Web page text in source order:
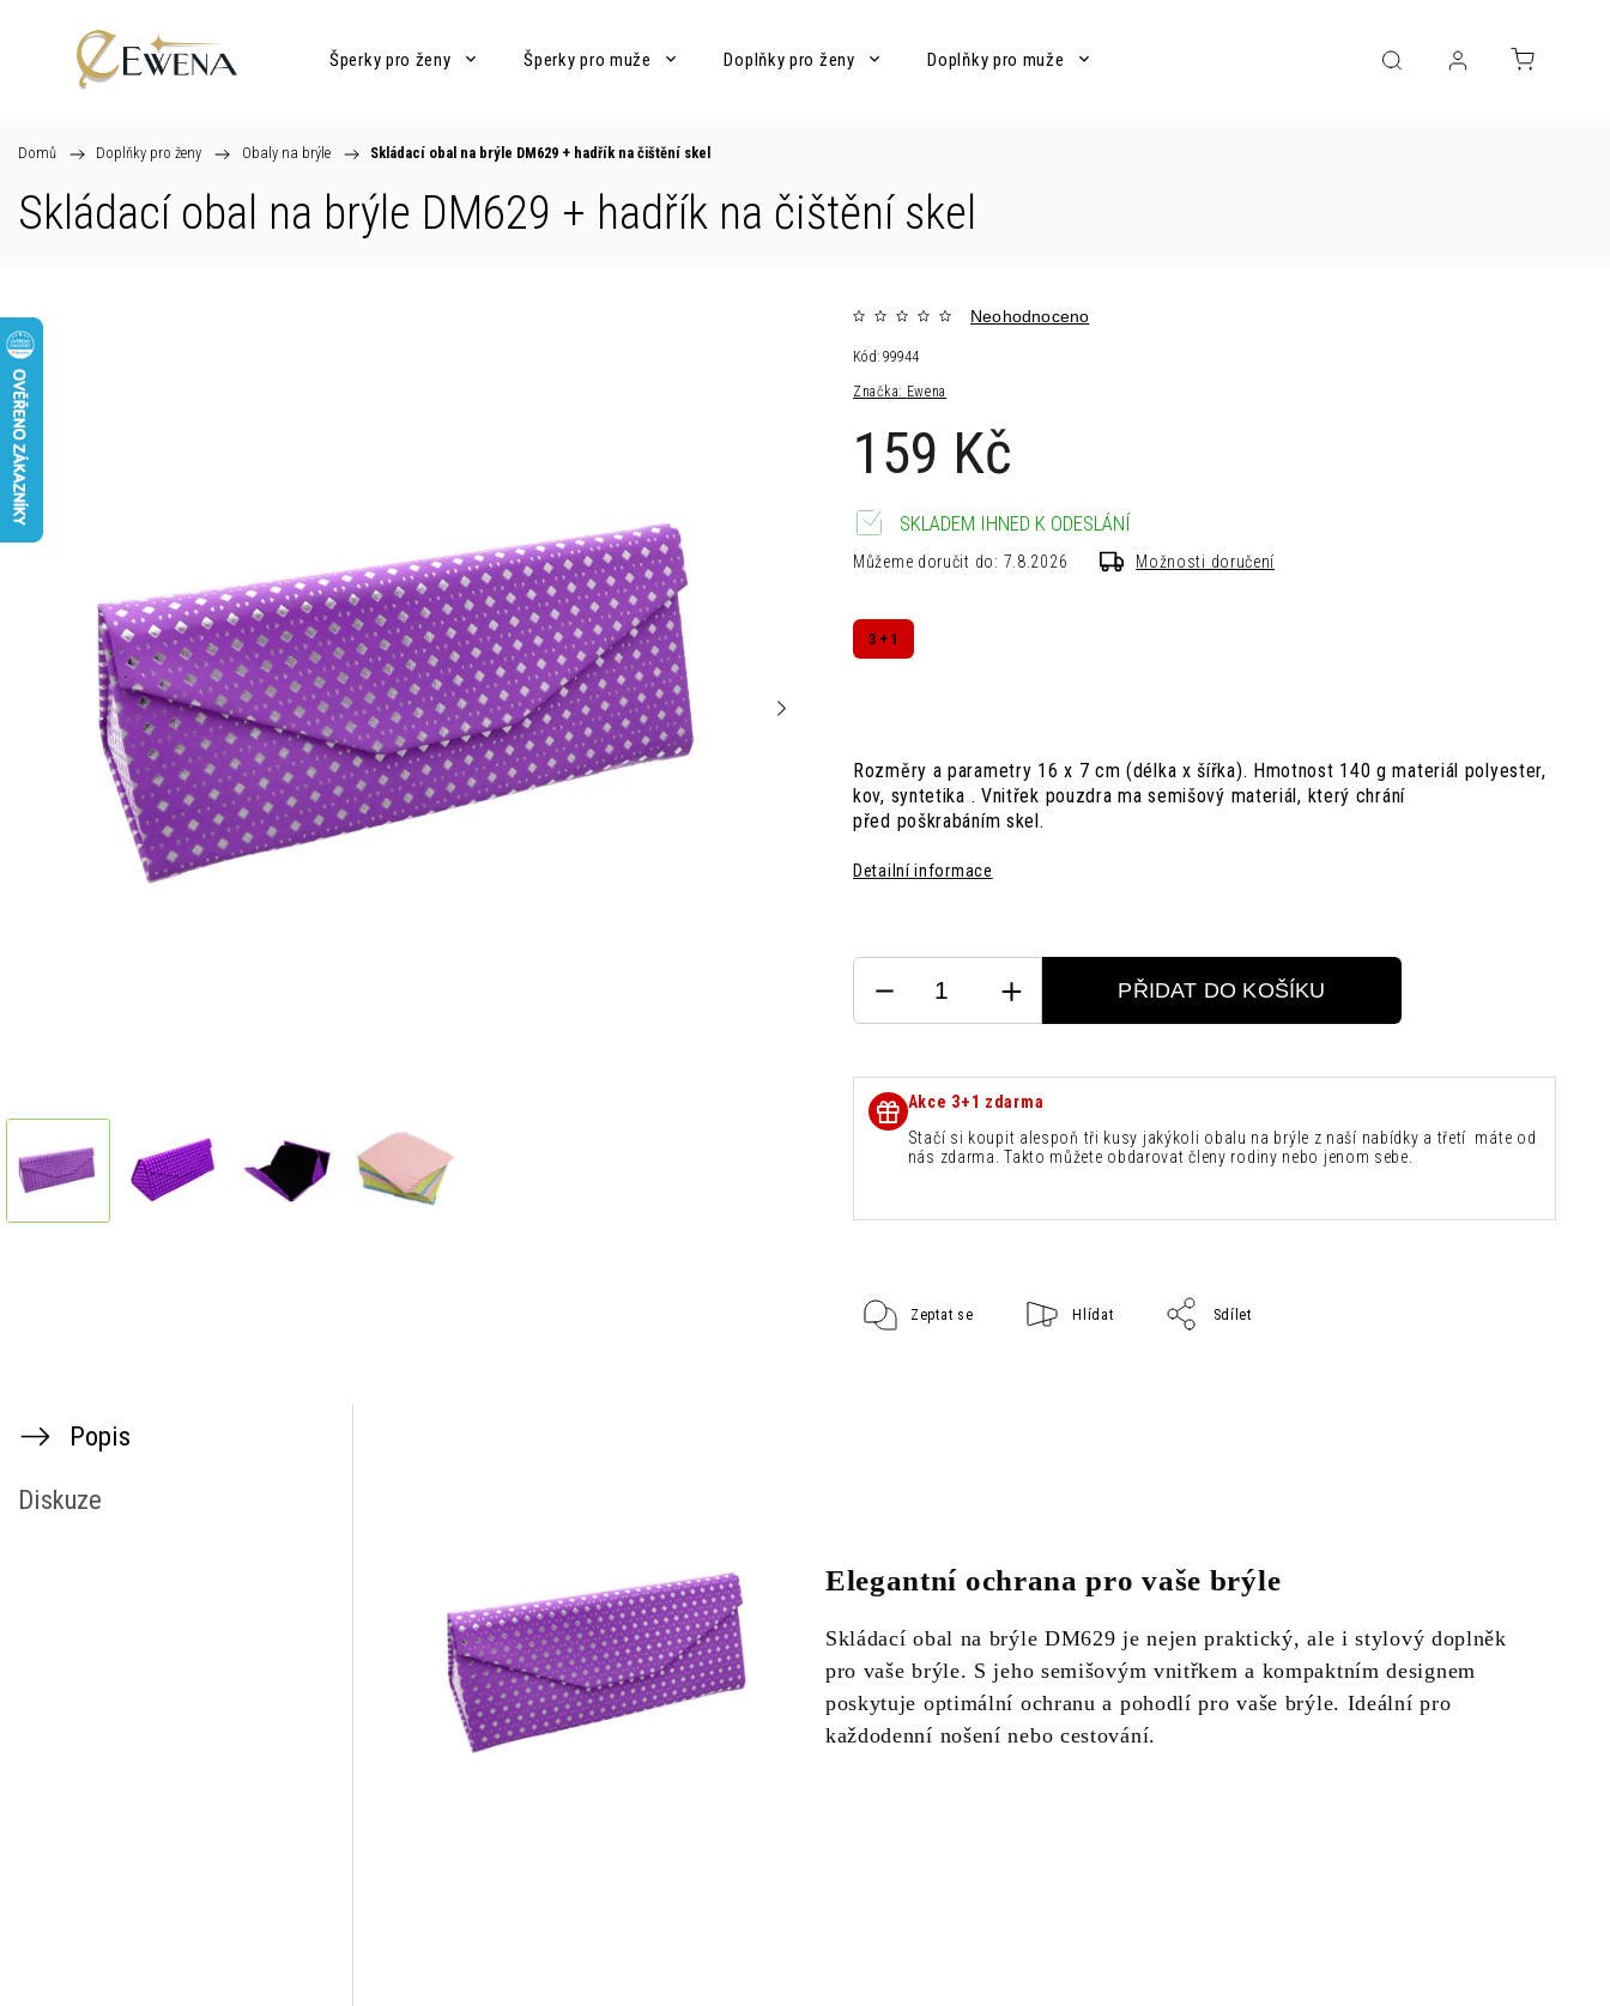
Šperky pro ženy Šperky pro muže Doplňky pro ženy Doplňky pro muže Výprodej Bižuterie
Domů / Doplňky pro ženy / Obaly na brýle / Skládací obal na brýle DM629 + hadřík na čištění skel
Skládací obal na brýle DM629 + hadřík na čištění skel
Značka: Ewena
Neohodnoceno
159 Kč
Kód: 99944
3 + 1
Rozměry a parametry 16 x 7 cm (délka x šířka). Hmotnost 140 g materiál polyester,
kov, syntetika . Vnitřek pouzdra ma semišový materiál, který chrání
před poškrabáním skel.
Detailní informace
SKLADEM IHNED K ODESLÁNÍ
Můžeme doručit do: 7.8.2026 Možnosti doručení
PŘIDAT DO KOŠÍKU
Akce 3+1 zdarma
Stačí si koupit alespoň tři kusy jakýkoli obalu na brýle z naší nabídky a třetí máte od
nás zdarma. Takto můžete obdarovat členy rodiny nebo jenom sebe.
Zeptat se Hlídat Sdílet
Popis
Diskuze
Elegantní ochrana pro vaše brýle
Skládací obal na brýle DM629 je nejen praktický, ale i stylový doplněk
pro vaše brýle. S jeho semišovým vnitřkem a kompaktním designem
poskytuje optimální ochranu a pohodlí pro vaše brýle. Ideální pro
každodenní nošení nebo cestování.